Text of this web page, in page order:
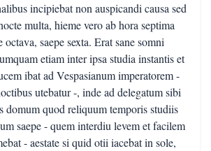
incipiebat non auspicandi causa sed
multa, hieme vero ab hora septima
saepe sexta. Erat sane somni
etiam inter ipsa studia instantis et
ibat ad Vespasianum imperatorem -
utebatur -, inde ad delegatum sibi
domum quod reliquum temporis studiis
saepe - quem interdiu levem et facilem
- aestate si quid otii iacebat in sole,